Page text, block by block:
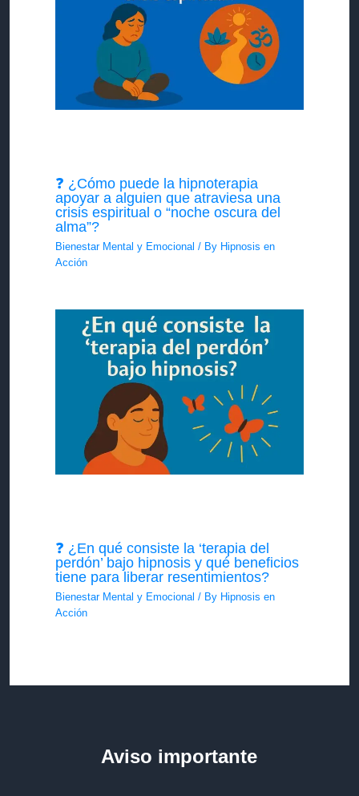
❓ ¿Cómo puede la hipnoterapia
apoyar a alguien que atraviesa una
crisis espiritual o “noche oscura del
alma”?
Bienestar Mental y Emocional / By Hipnosis en
Acción
❓ ¿En qué consiste la ‘terapia del
perdón’ bajo hipnosis y qué beneficios
tiene para liberar resentimientos?
Bienestar Mental y Emocional / By Hipnosis en
Acción
Aviso importante